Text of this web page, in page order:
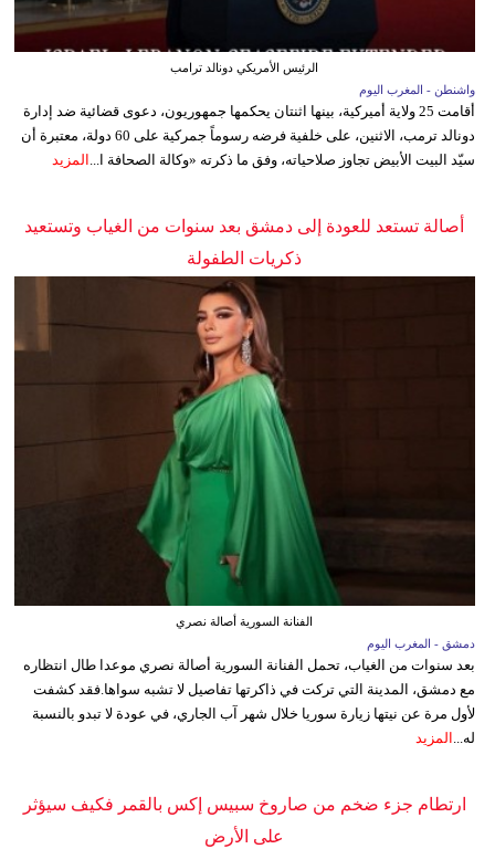
الرئيس الأمريكي دونالد ترامب
واشنطن - المغرب اليوم
أقامت 25 ولاية أميركية، بينها اثنتان يحكمها جمهوريون، دعوى قضائية ضد إدارة
دونالد ترمب، الاثنين، على خلفية فرضه رسوماً جمركية على 60 دولة، معتبرة أن
سيّد البيت الأبيض تجاوز صلاحياته، وفق ما ذكرته «وكالة الصحافة ا... المزيد
أصالة تستعد للعودة إلى دمشق بعد سنوات من الغياب وتستعيد
ذكريات الطفولة
الفنانة السورية أصالة نصري
دمشق - المغرب اليوم
بعد سنوات من الغياب، تحمل الفنانة السورية أصالة نصري موعدا طال انتظاره
مع دمشق، المدينة التي تركت في ذاكرتها تفاصيل لا تشبه سواها.فقد كشفت
لأول مرة عن نيتها زيارة سوريا خلال شهر آب الجاري، في عودة لا تبدو بالنسبة
له... المزيد
ارتطام جزء ضخم من صاروخ سبيس إكس بالقمر فكيف سيؤثر
على الأرض